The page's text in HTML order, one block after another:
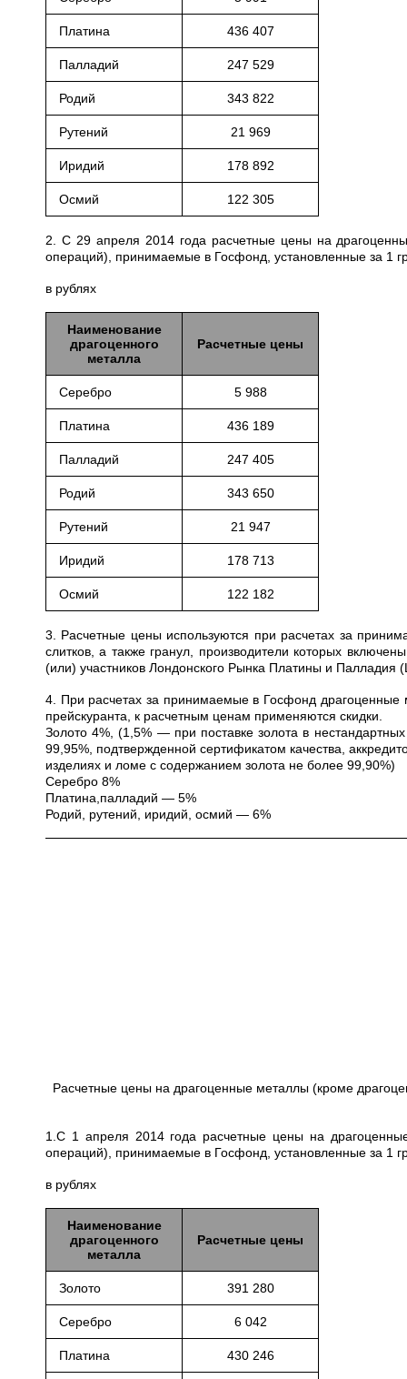
Платина 436 407
Палладий 247 529
Родий 343 822
Рутений 21 969
Иридий 178 892
Осмий 122 305
2. С 29 апреля 2014 года расчетные цены на
операций), принимаемые в Госфонд, установленные за 1
в рублях
Наименование
драгоценного
металла
Расчетные цены
Серебро 5 988
Платина 436 189
Палладий 247 405
Родий 343 650
Рутений 21 947
Иридий 178 713
Осмий 122 182
3. Расчетные цены используются при расчетах за
слитков, а также гранул, производители которых
(или) участников Лондонского Рынка Платины и Палладия
4. При расчетах за принимаемые в Госфонд драгоценные
прейскуранта, к расчетным ценам применяются скидки.
Золото 4%, (1,5% — при поставке золота в
99,95%, подтвержденной сертификатом качества,
изделиях и ломе с содержанием золота не более 99,90%)
Серебро 8%
Платина,палладий — 5%
Родий, рутений, иридий, осмий — 6%
Расчетные цены на драгоценные металлы (кроме
1.С 1 апреля 2014 года расчетные цены на
операций), принимаемые в Госфонд, установленные за 1
в рублях
Наименование
драгоценного
металла
Расчетные цены
Золото 391 280
Серебро 6 042
Платина 430 246